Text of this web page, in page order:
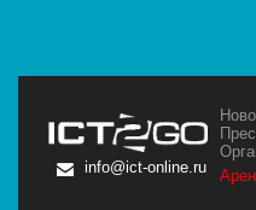
info@ict-online.ru